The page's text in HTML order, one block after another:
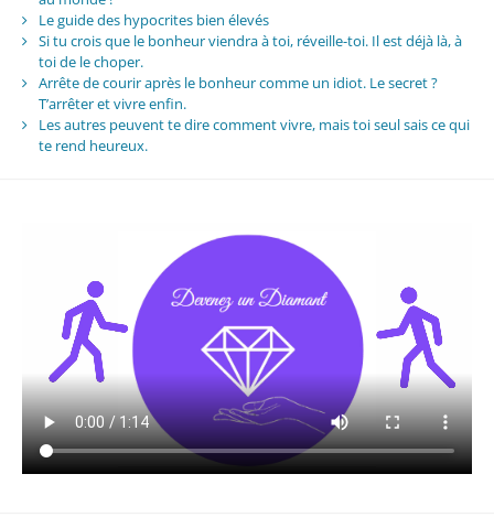
Le guide des hypocrites bien élevés
Si tu crois que le bonheur viendra à toi, réveille-toi. Il est déjà là, à
toi de le choper.
Arrête de courir après le bonheur comme un idiot. Le secret ?
T’arrêter et vivre enfin.
Les autres peuvent te dire comment vivre, mais toi seul sais ce qui
te rend heureux.